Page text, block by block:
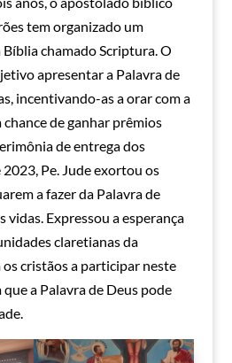
tem organizado um
chamado Scriptura. O
apresentar a Palavra de
incentivando-as a orar com a
de ganhar prêmios
de entrega dos
Pe. Jude exortou os
a fazer da Palavra de
vidas. Expressou a esperança
claretianas da
cristãos a participar neste
a Palavra de Deus pode